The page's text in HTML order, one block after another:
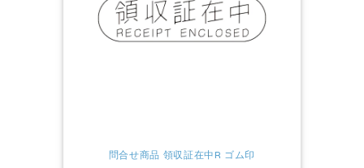
問合せ商品 領収証在中R ゴム印